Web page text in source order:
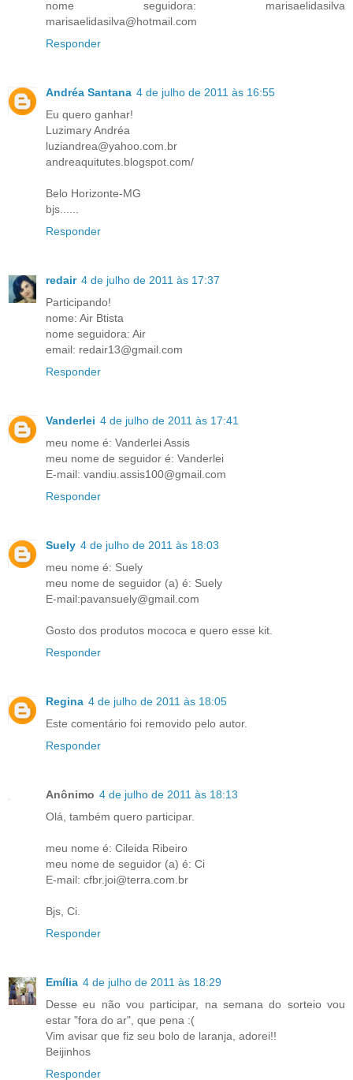
nome seguidora: marisaelidasilva
marisaelidasilva@hotmail.com
Responder
Andréa Santana 4 de julho de 2011 às 16:55
Eu quero ganhar!
Luzimary Andréa
luziandrea@yahoo.com.br
andreaquitutes.blogspot.com/
Belo Horizonte-MG
bjs......
Responder
redair 4 de julho de 2011 às 17:37
Participando!
nome: Air Btista
nome seguidora: Air
email: redair13@gmail.com
Responder
Vanderlei 4 de julho de 2011 às 17:41
meu nome é: Vanderlei Assis
meu nome de seguidor é: Vanderlei
E-mail: vandiu.assis100@gmail.com
Responder
Suely 4 de julho de 2011 às 18:03
meu nome é: Suely
meu nome de seguidor (a) é: Suely
E-mail:pavansuely@gmail.com
Gosto dos produtos mococa e quero esse kit.
Responder
Regina 4 de julho de 2011 às 18:05
Este comentário foi removido pelo autor.
Responder
Anônimo 4 de julho de 2011 às 18:13
Olá, também quero participar.
meu nome é: Cileida Ribeiro
meu nome de seguidor (a) é: Ci
E-mail: cfbr.joi@terra.com.br
Bjs, Ci.
Responder
Emília 4 de julho de 2011 às 18:29
Desse eu não vou participar, na semana do sorteio vou
estar "fora do ar", que pena :(
Vim avisar que fiz seu bolo de laranja, adorei!!
Beijinhos
Responder